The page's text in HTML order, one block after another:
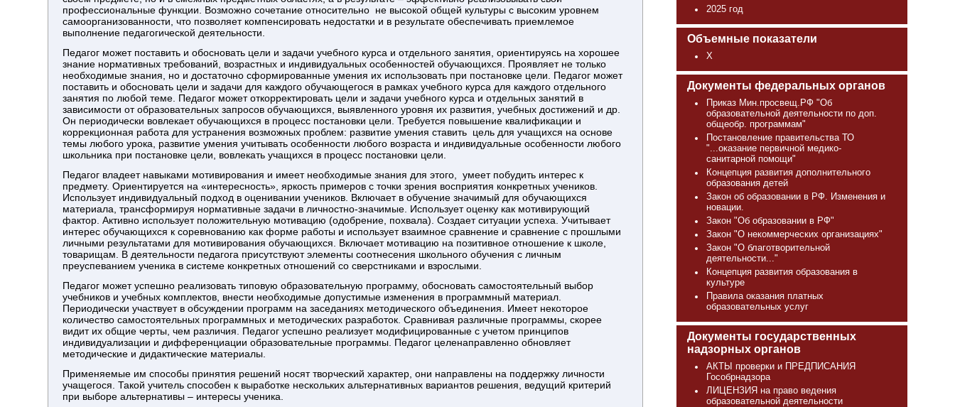
профессиональные функции. Возможно сочетание относительно не высокой общей культуры с высоким уровнем
самоорганизованности, что позволяет компенсировать недостатки и в результате обеспечивать приемлемое
выполнение педагогической деятельности.
Педагог может поставить и обосновать цели и задачи учебного курса и отдельного занятия, ориентируясь на хорошее
знание нормативных требований, возрастных и индивидуальных особенностей обучающихся. Проявляет не только
необходимые знания, но и достаточно сформированные умения их использовать при постановке цели. Педагог может
поставить и обосновать цели и задачи для каждого обучающегося в рамках учебного курса для каждого отдельного
занятия по любой теме. Педагог может откорректировать цели и задачи учебного курса и отдельных занятий в
зависимости от образовательных запросов обучающихся, выявленного уровня их развития, учебных достижений и др.
Он периодически вовлекает обучающихся в процесс постановки цели. Требуется повышение квалификации и
коррекционная работа для устранения возможных проблем: развитие умения ставить цель для учащихся на основе
темы любого урока, развитие умения учитывать особенности любого возраста и индивидуальные особенности любого
школьника при постановке цели, вовлекать учащихся в процесс постановки цели.
Педагог владеет навыками мотивирования и имеет необходимые знания для этого, умеет побудить интерес к
предмету. Ориентируется на «интересность», яркость примеров с точки зрения восприятия конкретных учеников.
Использует индивидуальный подход в оценивании учеников. Включает в обучение значимый для обучающихся
материала, трансформируя нормативные задачи в личностно-значимые. Использует оценку как мотивирующий
фактор. Активно использует положительную мотивацию (одобрение, похвала). Создает ситуации успеха. Учитывает
интерес обучающихся к соревнованию как форме работы и использует взаимное сравнение и сравнение с прошлыми
личными результатами для мотивирования обучающихся. Включает мотивацию на позитивное отношение к школе,
товарищам. В деятельности педагога присутствуют элементы соотнесения школьного обучения с личным
преуспеванием ученика в системе конкретных отношений со сверстниками и взрослыми.
Педагог может успешно реализовать типовую образовательную программу, обосновать самостоятельный выбор
учебников и учебных комплектов, внести необходимые допустимые изменения в программный материал.
Периодически участвует в обсуждении программ на заседаниях методического объединения. Имеет некоторое
количество самостоятельных программных и методических разработок. Сравнивая различные программы, скорее
видит их общие черты, чем различия. Педагог успешно реализует модифицированные с учетом принципов
индивидуализации и дифференциации образовательные программы. Педагог целенаправленно обновляет
методические и дидактические материалы.
Применяемые им способы принятия решений носят творческий характер, они направлены на поддержку личности
учащегося. Такой учитель способен к выработке нескольких альтернативных вариантов решения, ведущий критерий
при выборе альтернативы – интересы ученика.
2025 год
Объемные показатели
Х
Документы федеральных органов
Приказ Мин.просвещ.РФ "Об
образовательной деятельности по доп.
общеобр. программам"
Постановление правительства ТО
"...оказание первичной медико-
санитарной помощи"
Концепция развития дополнительного
образования детей
Закон об образовании в РФ. Изменения и
новации.
Закон "Об образовании в РФ"
Закон "О некоммерческих организациях"
Закон "О благотворительной
деятельности..."
Концепция развития образования в
культуре
Правила оказания платных
образовательных услуг
Документы государственных
надзорных органов
АКТЫ проверки и ПРЕДПИСАНИЯ
Гособрнадзора
ЛИЦЕНЗИЯ на право ведения
образовательной деятельности